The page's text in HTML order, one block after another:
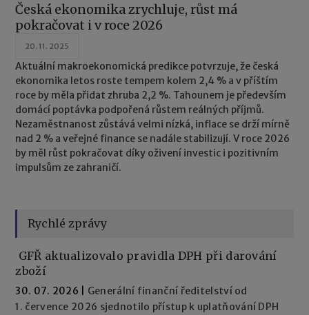
Česká ekonomika zrychluje, růst má
pokračovat i v roce 2026
20. 11. 2025
Aktuální makroekonomická predikce potvrzuje, že česká
ekonomika letos roste tempem kolem 2,4 % a v příštím
roce by měla přidat zhruba 2,2 %. Tahounem je především
domácí poptávka podpořená růstem reálných příjmů.
Nezaměstnanost zůstává velmi nízká, inflace se drží mírně
nad 2 % a veřejné finance se nadále stabilizují. V roce 2026
by měl růst pokračovat díky oživení investic i pozitivním
impulsům ze zahraničí.
Rychlé zprávy
GFŘ aktualizovalo pravidla DPH při darování
zboží
30. 07. 2026
Generální finanční ředitelství od
1. července 2026 sjednotilo přístup k uplatňování DPH